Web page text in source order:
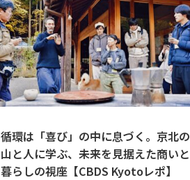
循環は「喜び」の中に息づく。京北の
山と人に学ぶ、未来を見据えた商いと
暮らしの視座【CBDS Kyotoレポ】